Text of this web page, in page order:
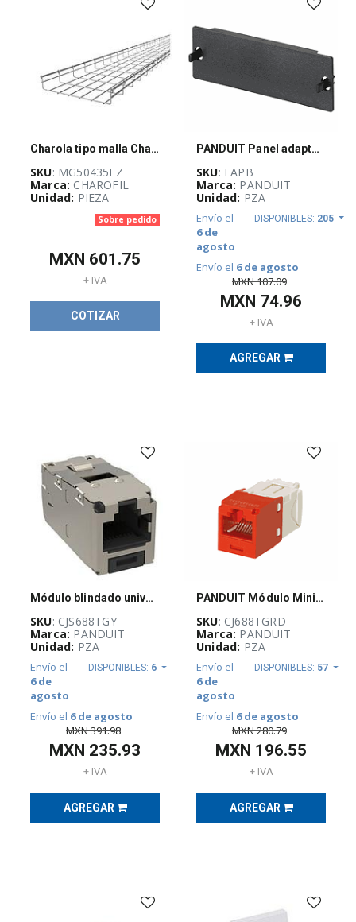
PRODUCTOS
SERVIDORES,
EQUIPO
ACTIVO
EDIFICIOS
INTELIGENTES
SISTEMAS
FÍSICA
DATACENTERS
EFICIENCIA
ENERGÉTICA
SEGURIDAD
Charola tipo malla Charofil, 66/300 mm, 3 mts, acabado Electro Zinc - MG-50-435 EZ
SKU: MG50435EZ
Marca: CHAROFIL
Unidad: PIEZA
Sobre pedido
MXN 601.75
+ IVA
COTIZAR
PANDUIT Panel adaptador ciego para fibra, reserva espacio para uso futuro. - FAPB
SKU: FAPB
Marca: PANDUIT
Unidad: PZA
Envío el
6 de
agosto
DISPONIBLES: 205
Envío el 6 de agosto
MXN107.09
MXN 74.96
+ IVA
AGREGAR
Módulo blindado universal con escudo integrado
SKU: CJS688TGY
Marca: PANDUIT
Unidad: PZA
Envío el
6 de
agosto
DISPONIBLES: 6
Envío el 6 de agosto
MXN391.98
MXN 235.93
+ IVA
AGREGAR
PANDUIT Módulo Mini-Com, Categoría 6, UTP, 8 posiciones, 8 cables, cableado universal, rojo, estilo TG - CJ688TGRD
SKU: CJ688TGRD
Marca: PANDUIT
Unidad: PZA
Envío el
6 de
agosto
DISPONIBLES: 57
Envío el 6 de agosto
MXN280.79
MXN 196.55
+ IVA
AGREGAR